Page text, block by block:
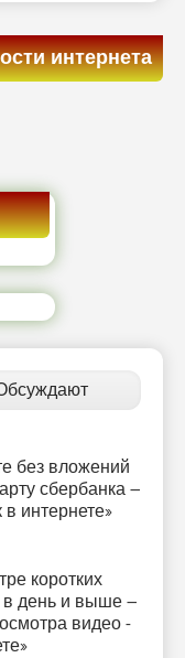
интернета
без вложений
сбербанка –
в интернете»
коротких
в день и выше –
видео -